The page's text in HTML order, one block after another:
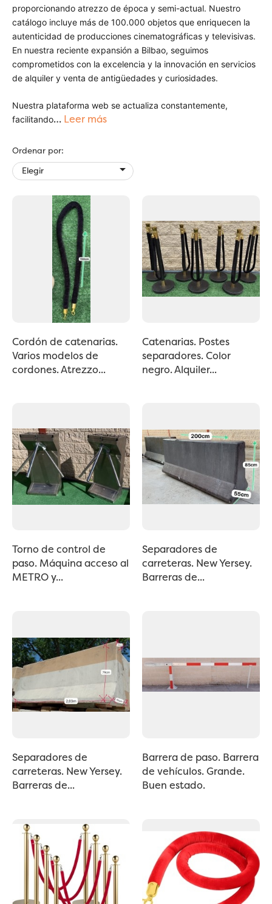
proporcionando atrezzo de época y semi-actual. Nuestro
catálogo incluye más de 100.000 objetos que enriquecen la
autenticidad de producciones cinematográficas y televisivas.
En nuestra reciente expansión a Bilbao, seguimos
comprometidos con la excelencia y la innovación en servicios
de alquiler y venta de antigüedades y curiosidades.
Nuestra plataforma web se actualiza constantemente,
facilitando… Leer más
Ordenar por:
Elegir

Cordón de catenarias.
Varios modelos de
cordones. Atrezzo...
Catenarias. Postes
separadores. Color
negro. Alquiler...
Torno de control de
paso. Máquina acceso al
METRO y...
Separadores de
carreteras. New Yersey.
Barreras de...
Separadores de
carreteras. New Yersey.
Barreras de...
Barrera de paso. Barrera
de vehículos. Grande.
Buen estado.